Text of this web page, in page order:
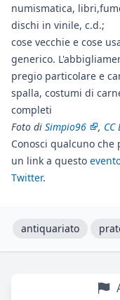
numismatica,
dischi in vinile, c.d.;
cose vecchie e cose
generico.
pregio particolare e
spalla, costumi di
completi
Foto di Simpio96 , CC
Conosci qualcuno che
un link a questo
Twitter.
antiquariato